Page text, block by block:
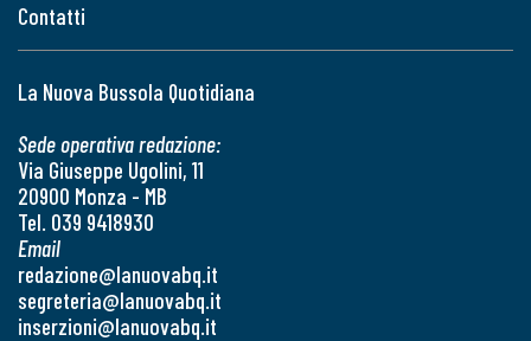
Contatti
La Nuova Bussola Quotidiana
Sede operativa redazione:
Via Giuseppe Ugolini, 11
20900 Monza - MB
Tel. 039 9418930
Email
redazione@lanuovabq.it
segreteria@lanuovabq.it
inserzioni@lanuovabq.it